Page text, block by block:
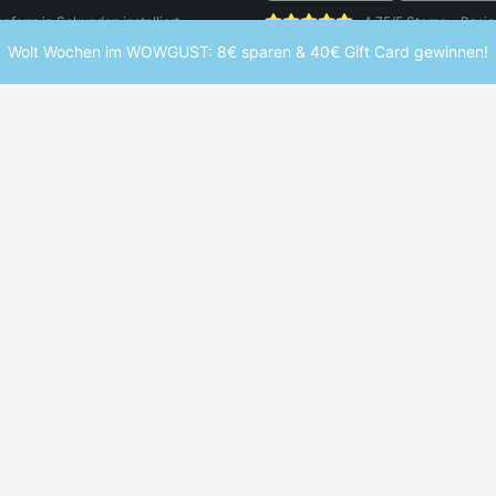
Wolt Wochen im WOWGUST: 8€ sparen & 40€ Gift Card gewinnen!
in Sekunden installiert. 4,75/5 Sterne -